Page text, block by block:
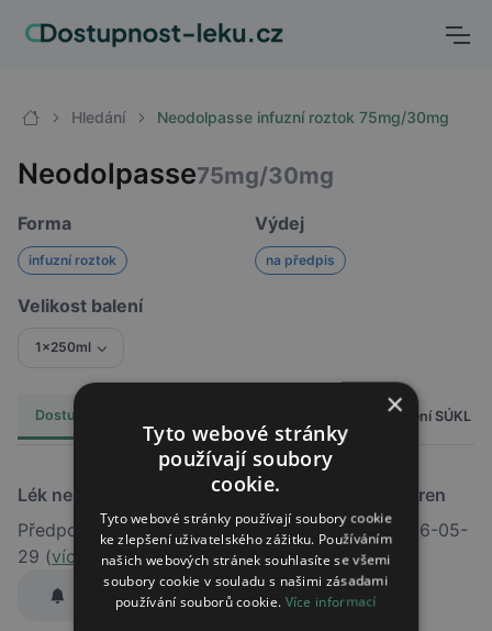
Hledání Neodolpasse infuzní roztok 75mg/30mg
Neodolpasse75mg/30mg
Forma
infuzní roztok
Výdej
na předpis
Velikost balení
1x250ml
Dostupnost Hlášení SÚKL
Lék není dostupný v žádné ze sledovaných lékáren
Předpokládaný termín obnovení dodávky je 2026-05-
29 (více informací)
Hlídat dostupnost
×
Tyto webové stránky
používají soubory
cookie.
Tyto webové stránky používají soubory cookie
ke zlepšení uživatelského zážitku. Používáním
našich webových stránek souhlasíte se všemi
soubory cookie v souladu s našimi zásadami
používání souborů cookie. Více informací